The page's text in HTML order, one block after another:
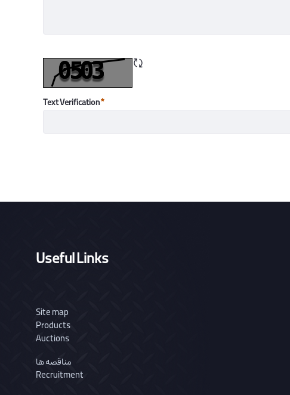
Text Verification
Useful Links
Site map
Products
Auctions
مناقصه ها
Recruitment